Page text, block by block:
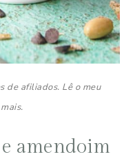
de afiliados. Lê o meu
amendoim